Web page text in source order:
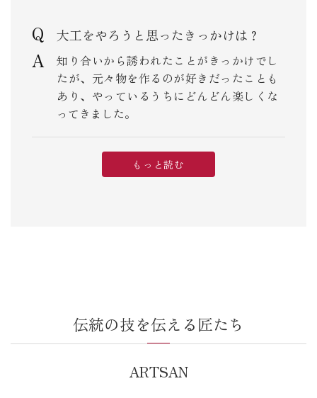
大工をやろうと思ったきっかけは？
知り合いから誘われたことがきっかけでし
たが、元々物を作るのが好きだったことも
あり、やっているうちにどんどん楽しくな
ってきました。
もっと読む
伝統の技を伝える匠たち
ARTSAN